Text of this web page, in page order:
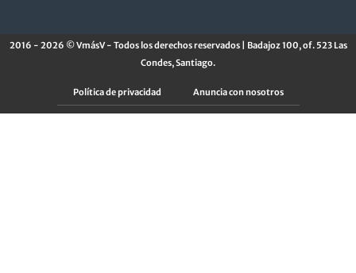
2016 - 2026 © VmásV - Todos los derechos reservados | Badajoz 100, of. 523 Las
Condes, Santiago.
Política de privacidad Anuncia con nosotros